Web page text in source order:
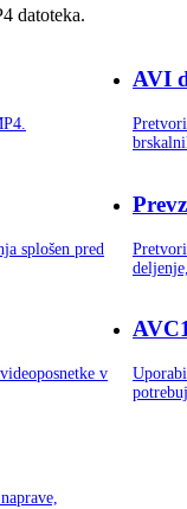
datoteka.
AVI
splošen pred
v